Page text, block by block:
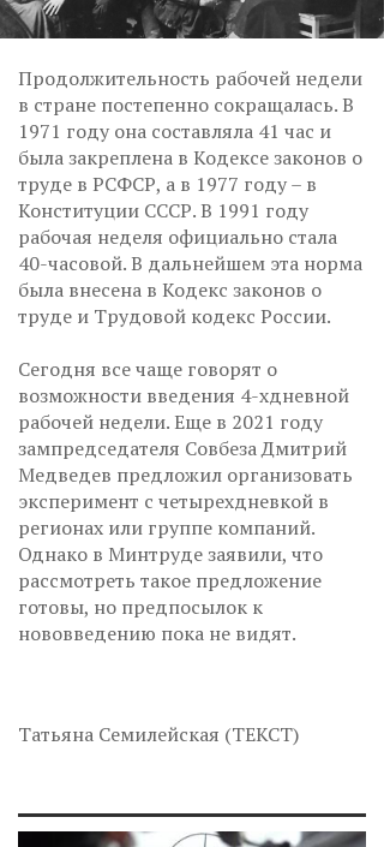
Продолжительность рабочей недели
в стране постепенно сокращалась. В
1971 году она составляла 41 час и
была закреплена в Кодексе законов о
труде в РСФСР, а в 1977 году – в
Конституции СССР. В 1991 году
рабочая неделя официально стала
40-часовой. В дальнейшем эта норма
была внесена в Кодекс законов о
труде и Трудовой кодекс России.
Сегодня все чаще говорят о
возможности введения 4-хдневной
рабочей недели. Еще в 2021 году
зампредседателя Совбеза Дмитрий
Медведев предложил организовать
эксперимент с четырехдневкой в
регионах или группе компаний.
Однако в Минтруде заявили, что
рассмотреть такое предложение
готовы, но предпосылок к
нововведению пока не видят.
Татьяна Семилейская (ТЕКСТ)